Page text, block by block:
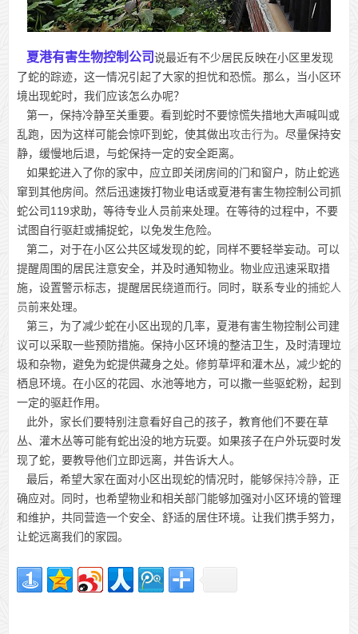
夏港有害生物控制公司说最近有不少居民反映在小区里发现
了蛇的踪迹，这一情况引起了大家的担忧和恐慌。那么，当小区环
境出现蛇时，我们应该怎么办呢？
第一，保持冷静至关重要。看到蛇时不要惊慌失措地大声喊叫或
乱跑，因为这样可能会惊吓到蛇，使其做出攻击行为。尽量保持安
静，缓慢地后退，与蛇保持一定的安全距离。
如果蛇进入了你的家中，应立即关闭房间的门和窗户，防止蛇逃
窜到其他房间。然后迅速拨打物业电话或夏港有害生物控制公司抓
蛇公司119求助，等待专业人员前来处理。在等待的过程中，不要
试图自行驱赶或捕捉蛇，以免发生危险。
第二，对于在小区公共区域发现的蛇，同样不要轻举妄动。可以
提醒周围的居民注意安全，并及时通知物业。物业应迅速采取措
施，设置警示标志，提醒居民绕道而行。同时，联系专业的捕蛇人
员前来处理。
第三，为了减少蛇在小区出现的几率，夏港有害生物控制公司建
议可以采取一些预防措施。保持小区环境的整洁卫生，及时清理垃
圾和杂物，避免为蛇提供藏身之处。修剪草坪和灌木丛，减少蛇的
栖息环境。在小区的花园、水池等地方，可以撒一些驱蛇粉，起到
一定的驱赶作用。
此外，家长们要特别注意看好自己的孩子，教育他们不要在草
丛、灌木丛等可能有蛇出没的地方玩耍。如果孩子在户外玩耍时发
现了蛇，要教导他们立即远离，并告诉大人。
最后，希望大家在面对小区出现蛇的情况时，能够保持冷静，正
确应对。同时，也希望物业和相关部门能够加强对小区环境的管理
和维护，共同营造一个安全、舒适的居住环境。让我们携手努力，
让蛇远离我们的家园。